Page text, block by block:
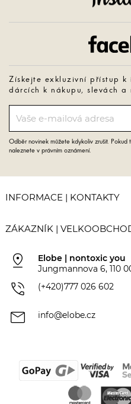
Získejte exkluzivní přístup k
dárcích k nákupu, slevách
Odběr novinek můžete kdykoliv zrušit.
naleznete v právním oznámení.
INFORMACE | KONTAKTY
ZÁKAZNÍK |
pin_drop
Elobe | nontoxic you
Jungmannova 6, 110
phone_in_talk (+420)777 026 602
mail info@elobe.cz